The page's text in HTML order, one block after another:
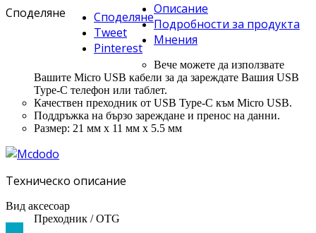
Споделяне
Споделяне
Tweet
Pinterest
Описание
Подробности за продукта
Мнения
Вече можете да използвате
Вашите Micro USB кабели за да зареждате Вашия USB
Type-C телефон или таблет.
Качествен преходник от USB Type-C към Micro USB.
Поддръжка на бързо зареждане и пренос на данни.
Размер: 21 мм х 11 мм х 5.5 мм
Техническо описание
Вид аксесоар
Преходник / OTG